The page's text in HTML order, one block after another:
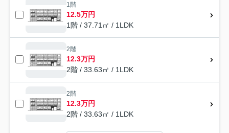
1階
12.5万円
1階 / 37.71㎡ / 1LDK
2階
12.3万円
2階 / 33.63㎡ / 1LDK
2階
12.3万円
2階 / 33.63㎡ / 1LDK